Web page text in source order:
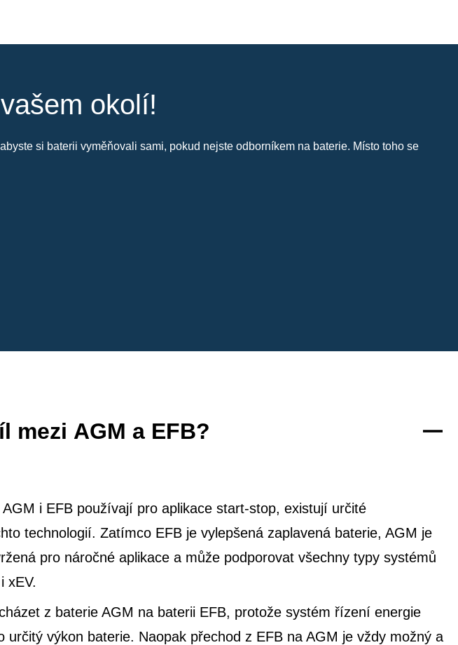
okolí!
si baterii vyměňovali sami, pokud nejste odborníkem na baterie. Místo toho se
mezi AGM a EFB?
i EFB používají pro aplikace start-stop, existují určité
technologií. Zatímco EFB je vylepšená zaplavená baterie, AGM je
pro náročné aplikace a může podporovat všechny typy systémů
xEV.
z baterie AGM na baterii EFB, protože systém řízení energie
určitý výkon baterie. Naopak přechod z EFB na AGM je vždy možný a